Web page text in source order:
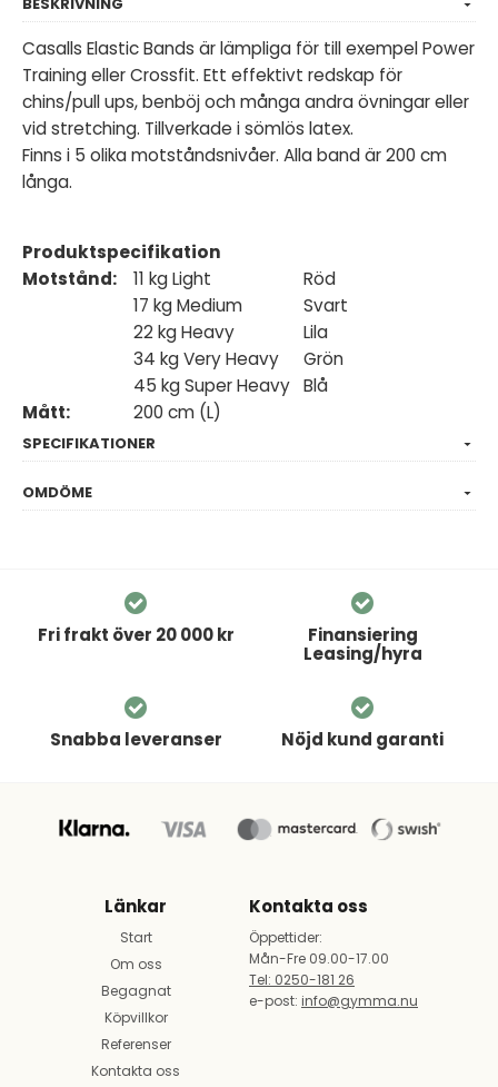
Casalls Elastic Bands är lämpliga för till exempel Power
Training eller Crossfit. Ett effektivt redskap för
chins/pull ups, benböj och många andra övningar eller
vid stretching. Tillverkade i sömlös latex.
Finns i 5 olika motståndsnivåer. Alla band är 200 cm
långa.
Produktspecifikation
Motstånd: 11 kg Light
Röd
17 kg Medium
Svart
22 kg Heavy
Lila
34 kg Very Heavy
Grön
45 kg Super Heavy Blå
Mått:
200 cm (L)
SPECIFIKATIONER
OMDÖME
Fri frakt över 20 000 kr
Finansiering
Leasing/hyra
Snabba leveranser Nöjd kund garanti
Länkar
Start
Om oss
Begagnat
Köpvillkor
Referenser
Kontakta oss
Kontakta oss
Öppettider:
Mån-Fre 09.00-17.00
Tel: 0250-181 26
e-post: info@gymma.nu